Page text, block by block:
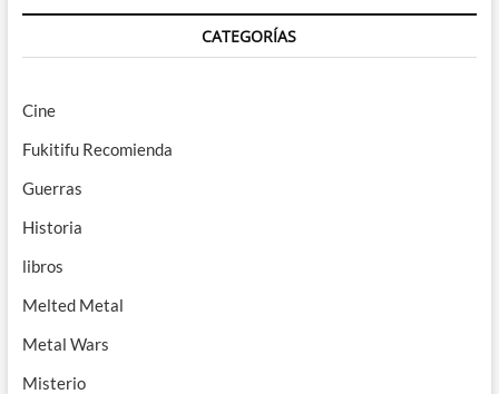
CATEGORÍAS
Cine
Fukitifu Recomienda
Guerras
Historia
libros
Melted Metal
Metal Wars
Misterio